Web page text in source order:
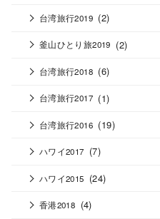
台湾旅行2019 (2)
釜山ひとり旅2019 (2)
台湾旅行2018 (6)
台湾旅行2017 (1)
台湾旅行2016 (19)
ハワイ2017 (7)
ハワイ2015 (24)
香港2018 (4)